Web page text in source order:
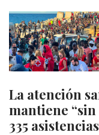
La atención
mantiene
335